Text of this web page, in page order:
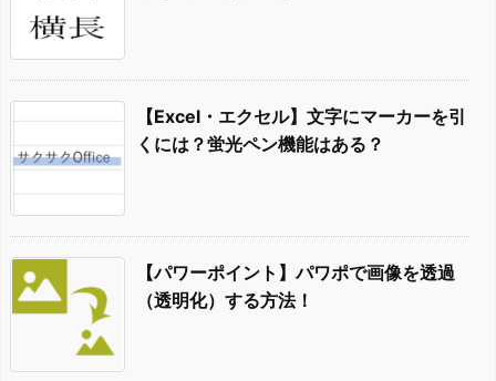
【Excel・エクセル】文字にマーカーを引
くには？蛍光ペン機能はある？
【パワーポイント】パワポで画像を透過
（透明化）する方法！